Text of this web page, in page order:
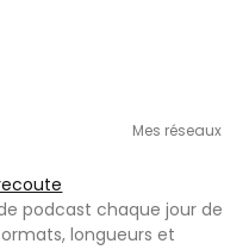
Mes réseaux
podcast chaque jour de
longueurs et